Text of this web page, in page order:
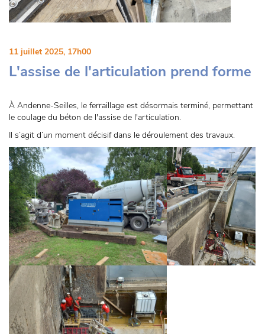
11 juillet 2025, 17h00
L'assise de l'articulation prend forme
À Andenne-Seilles, le ferraillage est désormais terminé, permettant
le coulage du béton de l'assise de l'articulation.
Il s’agit d’un moment décisif dans le déroulement des travaux.